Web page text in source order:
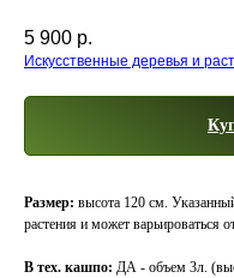
5 900 р.
Искусственные деревья и
Размер: высота 120 см.
растения и может варьироваться
В тех. кашпо: ДА - объем 3л.